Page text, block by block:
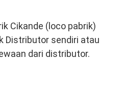
Cikande (loco pabrik)
Distributor sendiri atau
dari distributor.